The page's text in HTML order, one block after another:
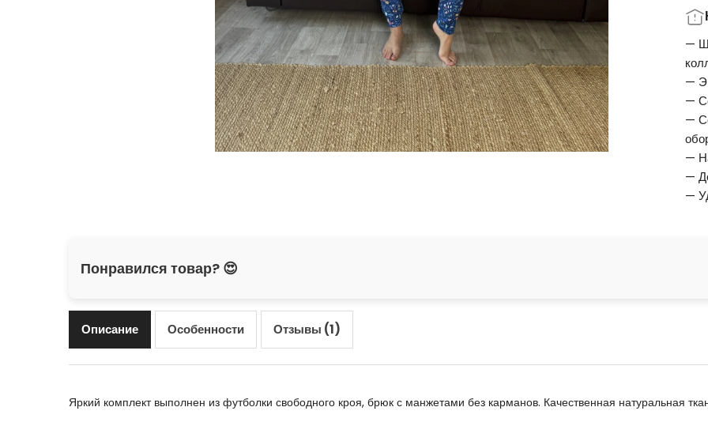
—
—
—
—
—
—
—
Понравился товар? 😍
Описание Особенности Отзывы (1)
Яркий комплект выполнен из футболки свободного кроя, брюк с манжетами без карманов. Качественная натуральная